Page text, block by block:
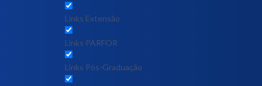
Links Extensão
Links PARFOR
Links Pós-Graduação